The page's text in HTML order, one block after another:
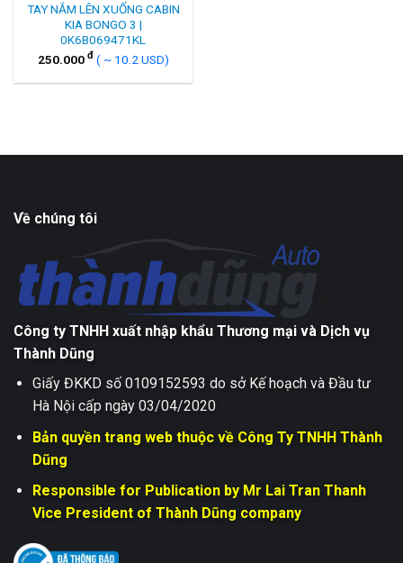
TAY NẮM LÊN XUỐNG CABIN
KIA BONGO 3 |
0K6B069471KL
250.000 đ ( ~ 10.2 USD)
Về chúng tôi
Công ty TNHH xuất nhập khẩu Thương mại và Dịch vụ
Thành Dũng
Giấy ĐKKD số 0109152593 do sở Kế hoạch và Đầu tư
Hà Nội cấp ngày 03/04/2020
Bản quyền trang web thuộc về Công Ty TNHH Thành
Dũng
Responsible for Publication by Mr Lai Tran Thanh
Vice President of Thành Dũng company